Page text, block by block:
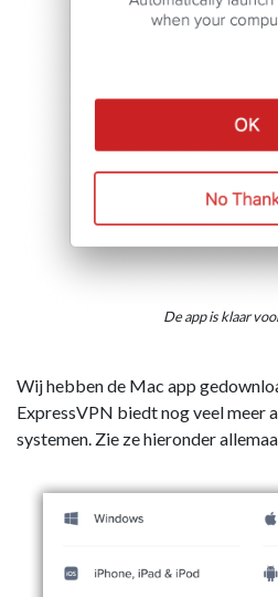
De app is klaar
Wij hebben de Mac app
ExpressVPN biedt nog veel meer
systemen. Zie ze hieronder